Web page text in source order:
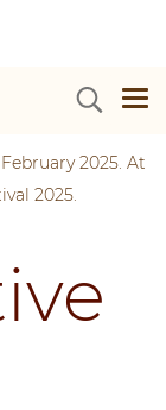
2025. At
2025.